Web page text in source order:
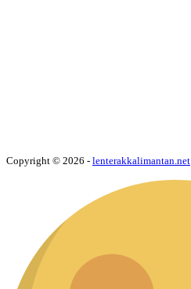
Copyright © 2026 - lenterakkalimantan.net